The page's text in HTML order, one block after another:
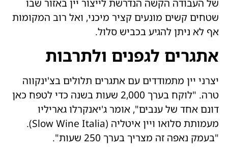
של העבודה הקשה הנדרשת לייצור יין באזור שבו
שטחים קשים מונעים קציר מיכני, ואל רוב המקומות
אף לא ניתן להגיע בכביש סלול.
אתגרים לגפנים ולתרבות
יצרני יין מתמודדים עם אתגרים תלולים בצ'ינקווה
טרה. "לוקח בערך 2,000 שעות בשנה כדי לטפח כאן
דונם אחד של ענבים", אומר ג'יאנקרלו גאריליו
מעמותת סלואו ויין איטליה (Slow Wine Italia).
"בעמק נאפה זה מצריך בערך 250 שעות".